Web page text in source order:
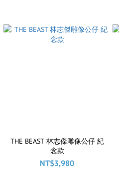
THE BEAST 林志傑雕像公仔 紀
念款
NT$3,980